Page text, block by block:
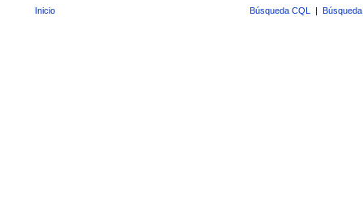
Inicio Búsqueda CQL